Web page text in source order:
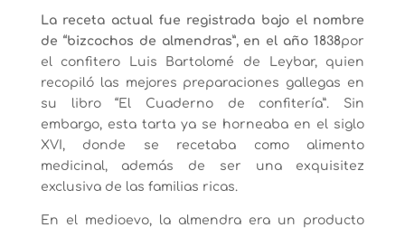
La receta actual fue registrada bajo el nombre
de “bizcochos de almendras”, en el año 1838por
el confitero Luis Bartolomé de Leybar, quien
recopiló las mejores preparaciones gallegas en
su libro “El Cuaderno de confitería”. Sin
embargo, esta tarta ya se horneaba en el siglo
XVI, donde se recetaba como alimento
medicinal, además de ser una exquisitez
exclusiva de las familias ricas.
En el medioevo, la almendra era un producto